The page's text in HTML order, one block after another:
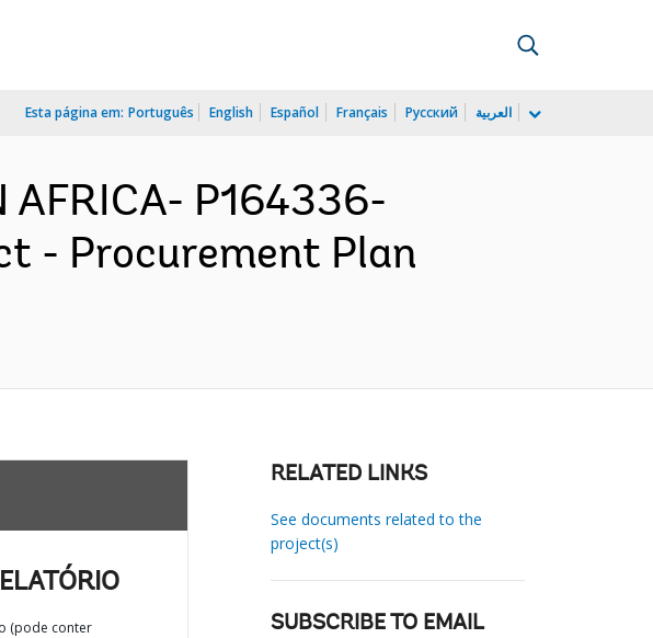
Esta página em: Português English Español Français Русский العربية
AFRICA- P164336-
- Procurement Plan
(pode conter
RELATED LINKS
See documents related to the
project(s)
SUBSCRIBE TO EMAIL